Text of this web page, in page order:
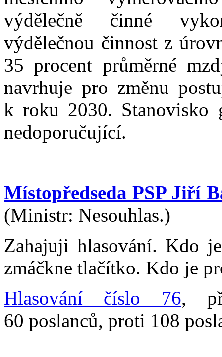
výdělečně činné
výdělečnou činnost z
35 procent průměrné
navrhuje pro změnu
k roku 2030. Stanovisko
nedoporučující.
Místopředseda PSP Jiří
(Ministr: Nesouhlas.)
Zahajuji hlasování. Kdo
zmáčkne tlačítko. Kdo je
Hlasování číslo 76,
60 poslanců, proti 108